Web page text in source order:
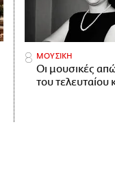
ΜΟΥΣΙΚΗ
Οι μουσικές
του τελευταίου